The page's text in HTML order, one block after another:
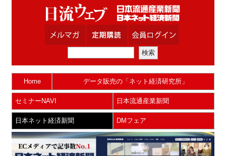
Home データ販売の「ネット経済研究所」
セミナーNAVI 日本流通産業新聞
日本ネット経済新聞 DMフェア